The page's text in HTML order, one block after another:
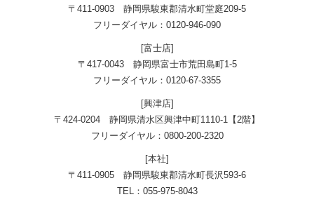
〒411-0903 静岡県駿東郡清水町堂庭209-5
フリーダイヤル：0120-946-090
[富士店]
〒417-0043 静岡県富士市荒田島町1-5
フリーダイヤル：0120-67-3355
[興津店]
〒424-0204 静岡県清水区興津中町1110-1【2階】
フリーダイヤル：0800-200-2320
[本社]
〒411-0905 静岡県駿東郡清水町長沢593-6
TEL：055-975-8043